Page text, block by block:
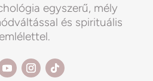
egyszerű, mély
és spirituális